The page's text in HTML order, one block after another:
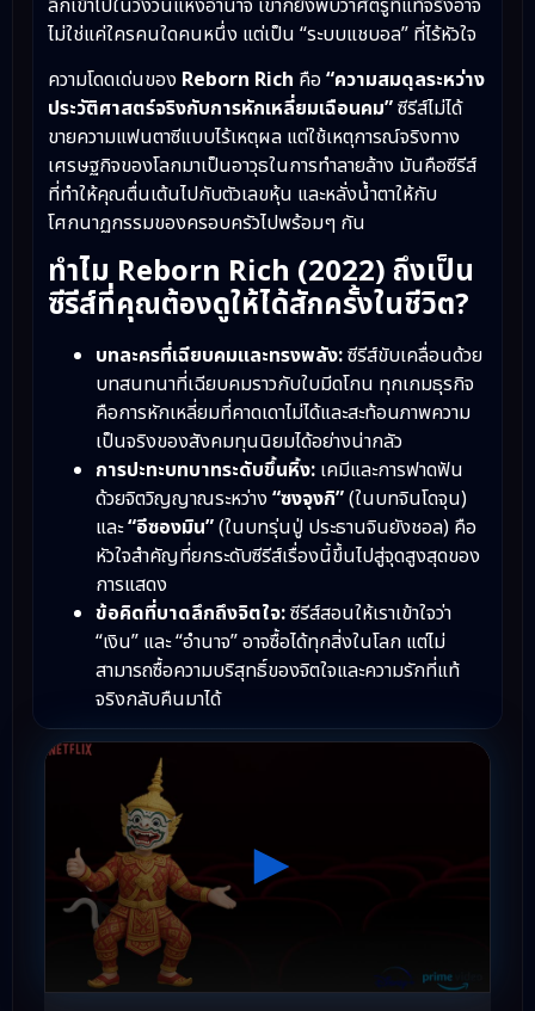
ไม่ใช่แค่ใครคนใดคนหนึ่ง แต่เป็น “ระบบแชบอล” ที่ไร้หัวใจ
ความโดดเด่นของ Reborn Rich คือ “ความสมดุลระหว่าง
ประวัติศาสตร์จริงกับการหักเหลี่ยมเฉือนคม”ซีรีส์ไม่ได้
ขายความแฟนตาซีแบบไร้เหตุผล แต่ใช้เหตุการณ์จริงทาง
เศรษฐกิจของโลกมาเป็นอาวุธในการทำลายล้าง มันคือซีรีส์
ที่ทำให้คุณตื่นเต้นไปกับตัวเลขหุ้น และหลั่งน้ำตาให้กับ
โศกนาฏกรรมของครอบครัวไปพร้อมๆ กัน
ทำไม Reborn Rich (2022) ถึงเป็น
ซีรีส์ที่คุณต้องดูให้ได้สักครั้งในชีวิต?
บทละครที่เฉียบคมและทรงพลัง:ซีรีส์ขับเคลื่อนด้วย
บทสนทนาที่เฉียบคมราวกับใบมีดโกน ทุกเกมธุรกิจ
คือการหักเหลี่ยมที่คาดเดาไม่ได้และสะท้อนภาพความ
เป็นจริงของสังคมทุนนิยมได้อย่างน่ากลัว
การปะทะบทบาทระดับขึ้นหิ้ง: เคมีและการฟาดฟัน
ด้วยจิตวิญญาณระหว่าง “ซงจุงกิ”(ในบทจินโดจุน)
และ“อีซองมิน”(ในบทรุ่นปู่ ประธานจินยังชอล) คือ
หัวใจสำคัญที่ยกระดับซีรีส์เรื่องนี้ขึ้นไปสู่จุดสูงสุดของ
การแสดง
ข้อคิดที่บาดลึกถึงจิตใจ:ซีรีส์สอนให้เราเข้าใจว่า
“เงิน” และ “อำนาจ” อาจซื้อได้ทุกสิ่งในโลก แต่ไม่
สามารถซื้อความบริสุทธิ์ของจิตใจและความรักที่แท้
จริงกลับคืนมาได้